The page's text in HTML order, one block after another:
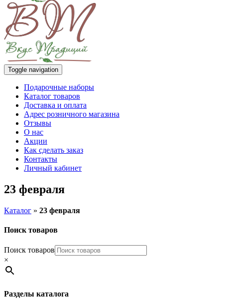
Toggle navigation
Подарочные наборы
Каталог товаров
Доставка и оплата
Адрес розничного магазина
Отзывы
О нас
Акции
Как сделать заказ
Контакты
Личный кабинет
23 февраля
Каталог » 23 февраля
Поиск товаров
Поиск товаров
×
Разделы каталога